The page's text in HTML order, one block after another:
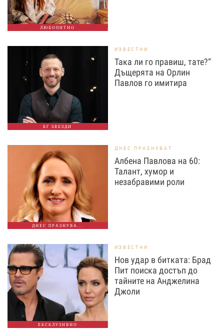
ЛЮБОПИТНО
БГ ЗВЕЗДИ
ИЗВЕСТНИ
Така ли го правиш, тате?“
Дъщерята на Орлин
Павлов го имитира
ДНЕС ПРАЗНУВА...
ДНЕС ПРАЗНУВАТ
Албена Павлова на 60:
Талант, хумор и
незабравими роли
ЕКСКЛУЗИВНО
ИЗВЕСТНИ
Нов удар в битката: Брад
Пит поиска достъп до
тайните на Анджелина
Джоли